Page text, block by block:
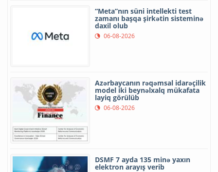
“Meta”nın süni intellekti test
zamanı başqa şirkətin sisteminə
daxil olub
06-08-2026
Azərbaycanın rəqəmsal idarəçilik
model iki beynəlxalq mükafata
layiq görülüb
06-08-2026
DSMF 7 ayda 135 minə yaxın
elektron arayış verib